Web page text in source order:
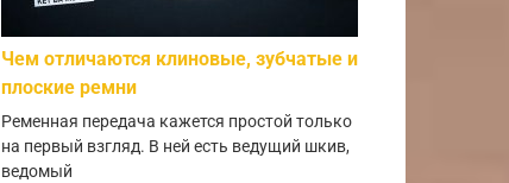
Чем отличаются клиновые, зубчатые и
плоские ремни
Ременная передача кажется простой только
на первый взгляд. В ней есть ведущий шкив,
ведомый